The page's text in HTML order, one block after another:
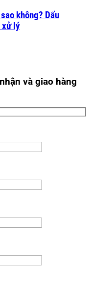
không? Dấu
xử lý
và giao hàng